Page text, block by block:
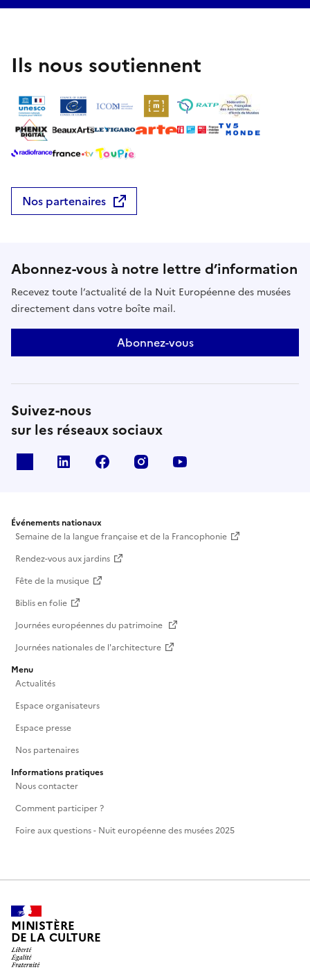
Ils nous soutiennent
Nos partenaires
Abonnez-vous à notre lettre d’information
Recevez toute l’actualité de la Nuit Européenne des musées
directement dans votre boîte mail.
Abonnez-vous
Suivez-nous
sur les réseaux sociaux
Linkedin Facebook Instagram
Événements nationaux
Semaine de la langue française et de la Francophonie
Rendez-vous aux jardins
Fête de la musique
Biblis en folie
Journées européennes du patrimoine
Journées nationales de l'architecture
Menu
Actualités
Espace organisateurs
Espace presse
Nos partenaires
Informations pratiques
Nous contacter
Comment participer ?
Foire aux questions - Nuit européenne des musées 2025
MINISTÈRE
DE LA CULTURE